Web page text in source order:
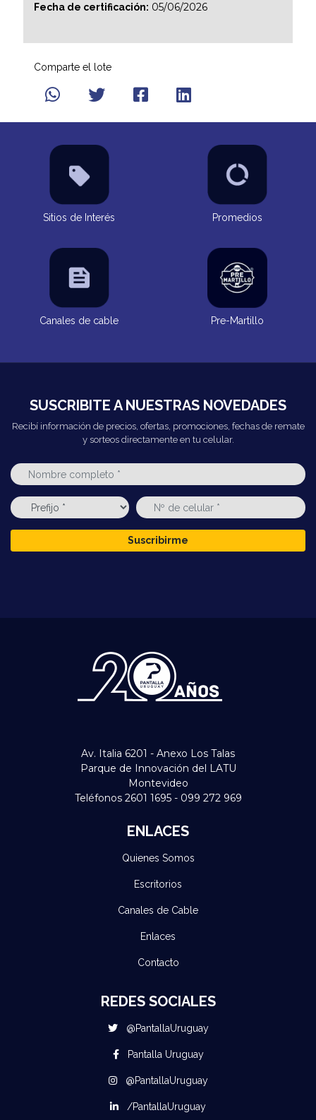
Fecha de certificación: 05/06/2026
Comparte el lote
Sitios de Interés Promedios
Canales de cable Pre-Martillo
SUSCRIBITE A NUESTRAS NOVEDADES
Recibí información de precios, ofertas, promociones, fechas de remate
y sorteos directamente en tu celular.
Suscribirme
Av. Italia 6201 - Anexo Los Talas
Parque de Innovación del LATU
Montevideo
Teléfonos 2601 1695 - 099 272 969
ENLACES
Quienes Somos
Escritorios
Canales de Cable
Enlaces
Contacto
REDES SOCIALES
@PantallaUruguay
Pantalla Uruguay
@PantallaUruguay
/PantallaUruguay